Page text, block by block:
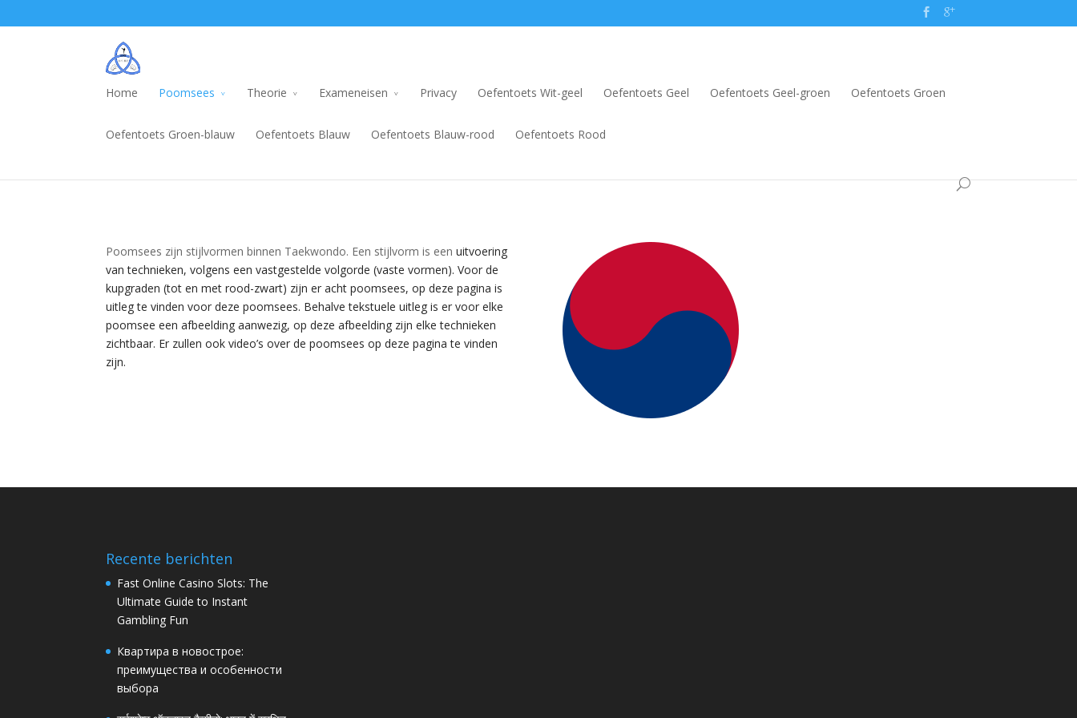
Home Poomsees Theorie Exameneisen Privacy Oefentoets Wit-geel Oefentoets Geel Oefentoets Geel-groen Oefentoets Groen
Oefentoets Groen-blauw Oefentoets Blauw Oefentoets Blauw-rood Oefentoets Rood
Poomsees zijn stijlvormen binnen Taekwondo. Een stijlvorm is een uitvoering
van technieken, volgens een vastgestelde volgorde (vaste vormen). Voor de
kupgraden (tot en met rood-zwart) zijn er acht poomsees, op deze pagina is
uitleg te vinden voor deze poomsees. Behalve tekstuele uitleg is er voor elke
poomsee een afbeelding aanwezig, op deze afbeelding zijn elke technieken
zichtbaar. Er zullen ook video’s over de poomsees op deze pagina te vinden
zijn.
Recente berichten
Fast Online Casino Slots: The
Ultimate Guide to Instant
Gambling Fun
Квартира в новострое:
преимущества и особенности
выбора